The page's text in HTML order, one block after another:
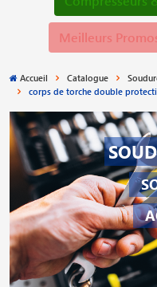
Meilleurs
Accueil Catalogue
corps de torche double